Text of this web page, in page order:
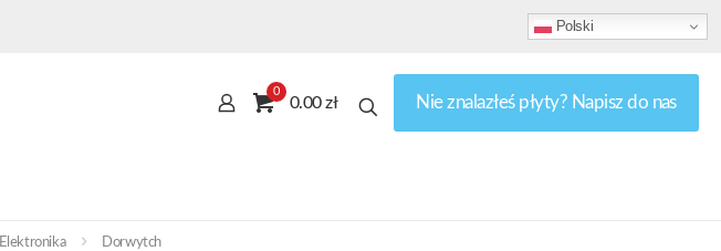
Polski
0
0.00 zł Nie znalazłeś płyty? Napisz do nas
Elektronika Dorwytch